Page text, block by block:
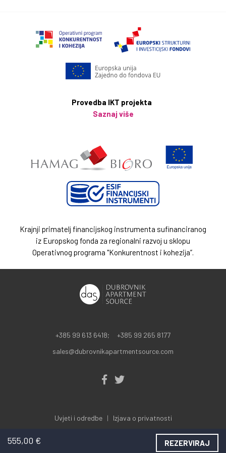
Apartman Sophie 2 prima najviše 3 osobe
555,00 € REZERVIRAJ
Provedba IKT projekta
Saznaj više
Krajnji primatelj financijskog instrumenta sufinanciranog
iz Europskog fonda za regionalni razvoj u sklopu
Operativnog programa "Konkurentnost i kohezija”.
+385 99 613 6418;
+385 99 265 8177
sales@dubrovnikapartmentsource.com
Uvjeti i odredbe Izjava o privatnosti